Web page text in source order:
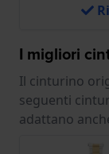
I migliori
Il cinturino
seguenti
adattano